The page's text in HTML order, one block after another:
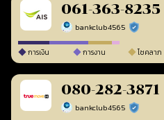
061-363-8235
bankclub4565 ร้านยืนยันแล้ว
การเงิน การงาน โชคลาภ
080-282-3871
bankclub4565 ร้านยืนยันแล้ว